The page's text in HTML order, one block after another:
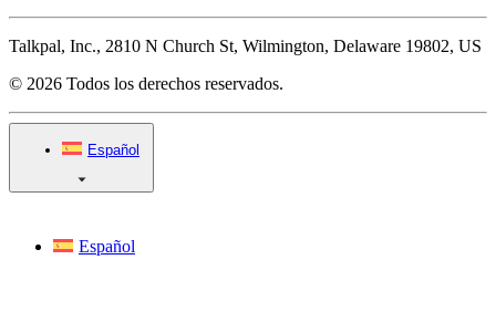
Talkpal, Inc., 2810 N Church St, Wilmington, Delaware 19802, US
© 2026 Todos los derechos reservados.
Español
Español